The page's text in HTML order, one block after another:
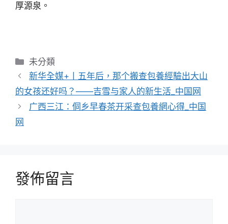
厚源泉。
分
類
未分類
新华全媒+丨五年后，那个搬查包養經驗出大山
的女孩还好吗？——吉雪与家人的新生活_中国网
广西三江：侗乡早春茶开采查包養網心得_中国
网
發佈留言